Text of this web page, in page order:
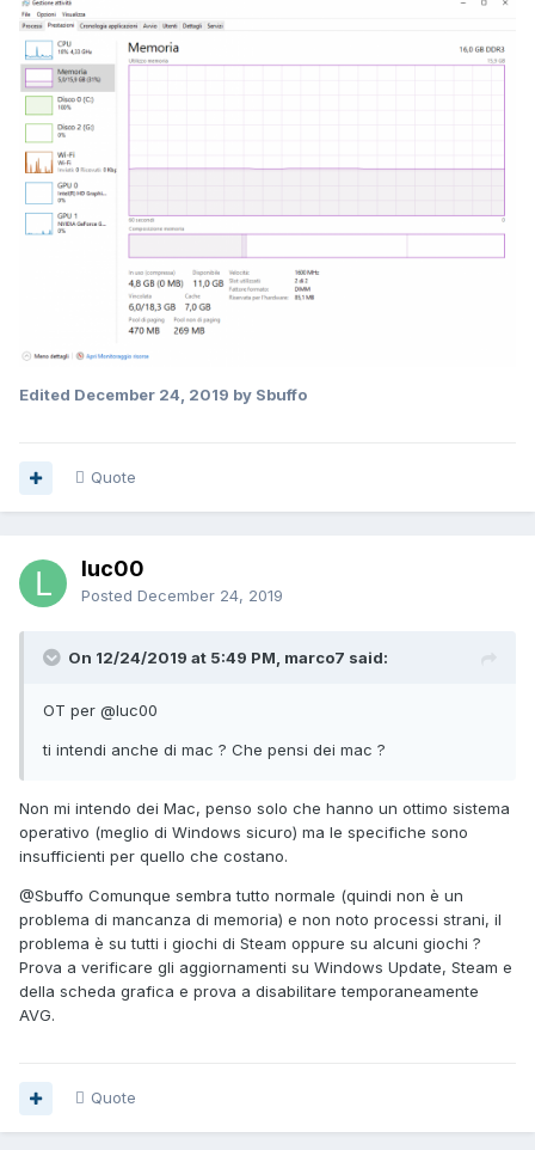
Edited December 24, 2019 by Sbuffo
Quote
luc00
Posted December 24, 2019
On 12/24/2019 at 5:49 PM, marco7 said:
OT per @luc00
ti intendi anche di mac ? Che pensi dei mac ?
Non mi intendo dei Mac, penso solo che hanno un ottimo sistema
operativo (meglio di Windows sicuro) ma le specifiche sono
insufficienti per quello che costano.
@Sbuffo Comunque sembra tutto normale (quindi non è un
problema di mancanza di memoria) e non noto processi strani, il
problema è su tutti i giochi di Steam oppure su alcuni giochi ?
Prova a verificare gli aggiornamenti su Windows Update, Steam e
della scheda grafica e prova a disabilitare temporaneamente
AVG.
Quote